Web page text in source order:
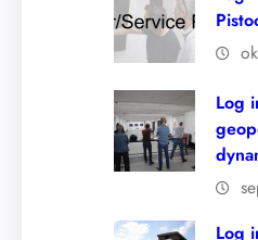
Log
Log